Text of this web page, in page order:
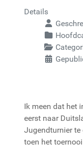
Details
Ik meen dat het
eerst naar
Jugendturnier te
toen het